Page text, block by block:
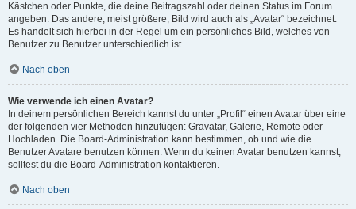
Kästchen oder Punkte, die deine Beitragszahl oder deinen Status im Forum
angeben. Das andere, meist größere, Bild wird auch als „Avatar“ bezeichnet.
Es handelt sich hierbei in der Regel um ein persönliches Bild, welches von
Benutzer zu Benutzer unterschiedlich ist.
Nach oben
Wie verwende ich einen Avatar?
In deinem persönlichen Bereich kannst du unter „Profil“ einen Avatar über eine
der folgenden vier Methoden hinzufügen: Gravatar, Galerie, Remote oder
Hochladen. Die Board-Administration kann bestimmen, ob und wie die
Benutzer Avatare benutzen können. Wenn du keinen Avatar benutzen kannst,
solltest du die Board-Administration kontaktieren.
Nach oben